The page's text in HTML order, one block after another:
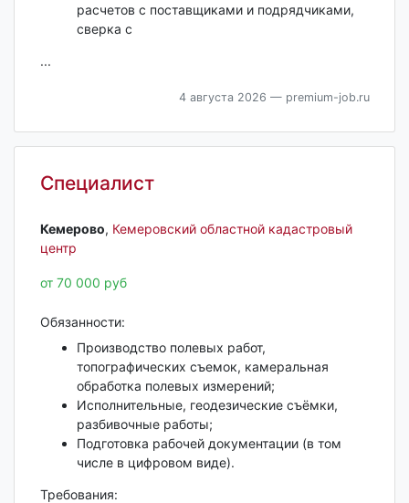
расчетов с поставщиками и подрядчиками,
сверка с
...
4 августа 2026 — premium-job.ru
Специалист
Кемерово‎, Кемеровский областной кадастровый
центр
от 70 000 руб
Обязанности:
Производство полевых работ,
топографических съемок, камеральная
обработка полевых измерений;
Исполнительные, геодезические съёмки,
разбивочные работы;
Подготовка рабочей документации (в том
числе в цифровом виде).
Требования: